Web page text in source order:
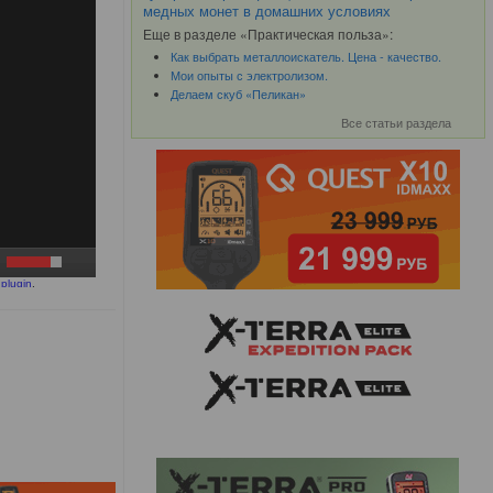
медных монет в домашних условиях
Еще в разделе «Практическая польза»:
Как выбрать металлоискатель. Цена - качество.
Мои опыты с электролизом.
Делаем скуб «Пеликан»
Все статьи раздела